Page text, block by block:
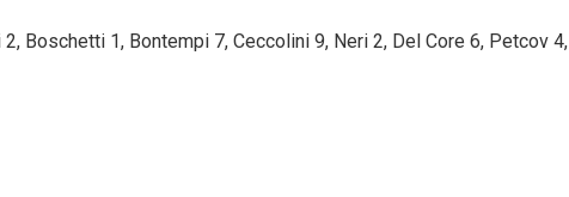
Boschetti 1, Bontempi 7, Ceccolini 9, Neri 2, Del Core 6, Petcov 4,